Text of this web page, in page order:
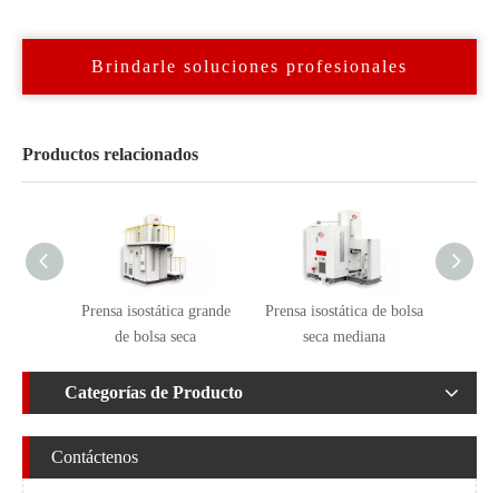
Brindarle soluciones profesionales
Productos relacionados
Prensa isostática grande
de bolsa seca
Prensa isostática de bolsa
seca mediana
Categorías de Producto
Contáctenos